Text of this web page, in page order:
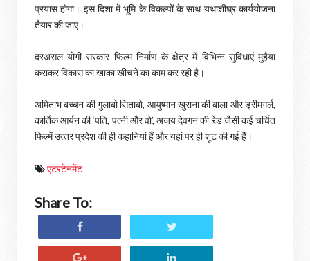
प्रयास होगा। इस दिशा में भूमि के विकल्पों के साथ यथाशीघ्र कार्ययोजना
तैयार की जाए।
दरअसल योगी सरकार फिल्म निर्माण के क्षेत्र में विभिन्न सुविधाएं मुहैया
कराकर विकास का खाका खींचने का काम कर रही है।
अमिताभ बच्‍चन की गुलाबो सिताबो, आयुष्‍मान खुराना की बाला और ड्रीमगर्ल,
कार्तिक आर्यन की ‘पति, पत्‍नी और वो’, अजय देवगन की रेड जैसी कई चर्चित
फ‍िल्‍में उत्‍तर प्रदेश की ही कहानियां हैं और यहां पर ही शूट की गई हैं।
एंटरटेनमेंट
Share To: